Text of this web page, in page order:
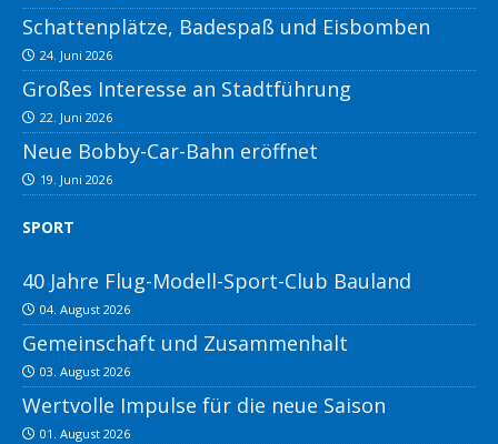
Schattenplätze, Badespaß und Eisbomben
24. Juni 2026
Großes Interesse an Stadtführung
22. Juni 2026
Neue Bobby-Car-Bahn eröffnet
19. Juni 2026
SPORT
40 Jahre Flug-Modell-Sport-Club Bauland
04. August 2026
Gemeinschaft und Zusammenhalt
03. August 2026
Wertvolle Impulse für die neue Saison
01. August 2026